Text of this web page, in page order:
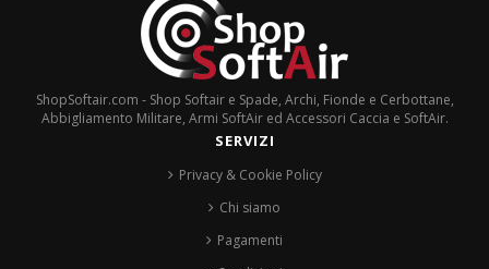
ShopSoftair.com - Shop Softair e Spade, Archi, Fionde e Cerbottane,
Abbigliamento Militare, Armi SoftAir ed Accessori Caccia e SoftAir.
SERVIZI
Privacy & Cookie Policy
Chi siamo
Pagamenti